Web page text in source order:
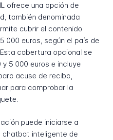
ofrece una opción de
también denominada
cubrir el contenido
000 euros, según el país de
cobertura opcional se
5 000 euros e incluye
acuse de recibo,
para comprobar la
puede iniciarse a
chatbot inteligente de